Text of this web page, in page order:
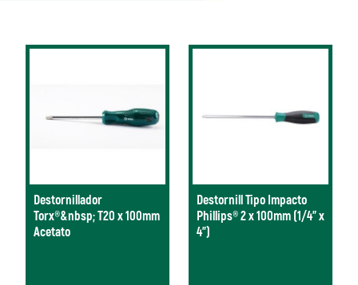
Destornillador
Torx®&nbsp; T20 x 100mm
Acetato
Destornill Tipo Impacto
Phillips® 2 x 100mm (1/4" x
4")